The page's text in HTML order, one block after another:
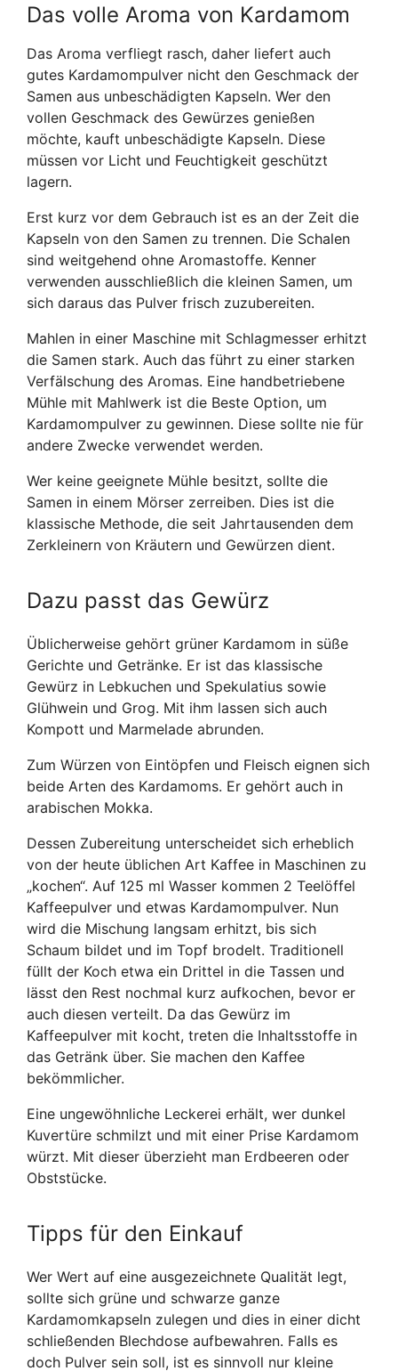
Das volle Aroma von Kardamom
Das Aroma verfliegt rasch, daher liefert auch
gutes Kardamompulver nicht den Geschmack der
Samen aus unbeschädigten Kapseln. Wer den
vollen Geschmack des Gewürzes genießen
möchte, kauft unbeschädigte Kapseln. Diese
müssen vor Licht und Feuchtigkeit geschützt
lagern.
Erst kurz vor dem Gebrauch ist es an der Zeit die
Kapseln von den Samen zu trennen. Die Schalen
sind weitgehend ohne Aromastoffe. Kenner
verwenden ausschließlich die kleinen Samen, um
sich daraus das Pulver frisch zuzubereiten.
Mahlen in einer Maschine mit Schlagmesser erhitzt
die Samen stark. Auch das führt zu einer starken
Verfälschung des Aromas. Eine handbetriebene
Mühle mit Mahlwerk ist die Beste Option, um
Kardamompulver zu gewinnen. Diese sollte nie für
andere Zwecke verwendet werden.
Wer keine geeignete Mühle besitzt, sollte die
Samen in einem Mörser zerreiben. Dies ist die
klassische Methode, die seit Jahrtausenden dem
Zerkleinern von Kräutern und Gewürzen dient.
Dazu passt das Gewürz
Üblicherweise gehört grüner Kardamom in süße
Gerichte und Getränke. Er ist das klassische
Gewürz in Lebkuchen und Spekulatius sowie
Glühwein und Grog. Mit ihm lassen sich auch
Kompott und Marmelade abrunden.
Zum Würzen von Eintöpfen und Fleisch eignen sich
beide Arten des Kardamoms. Er gehört auch in
arabischen Mokka.
Dessen Zubereitung unterscheidet sich erheblich
von der heute üblichen Art Kaffee in Maschinen zu
„kochen“. Auf 125 ml Wasser kommen 2 Teelöffel
Kaffeepulver und etwas Kardamompulver. Nun
wird die Mischung langsam erhitzt, bis sich
Schaum bildet und im Topf brodelt. Traditionell
füllt der Koch etwa ein Drittel in die Tassen und
lässt den Rest nochmal kurz aufkochen, bevor er
auch diesen verteilt. Da das Gewürz im
Kaffeepulver mit kocht, treten die Inhaltsstoffe in
das Getränk über. Sie machen den Kaffee
bekömmlicher.
Eine ungewöhnliche Leckerei erhält, wer dunkel
Kuvertüre schmilzt und mit einer Prise Kardamom
würzt. Mit dieser überzieht man Erdbeeren oder
Obststücke.
Tipps für den Einkauf
Wer Wert auf eine ausgezeichnete Qualität legt,
sollte sich grüne und schwarze ganze
Kardamomkapseln zulegen und dies in einer dicht
schließenden Blechdose aufbewahren. Falls es
doch Pulver sein soll, ist es sinnvoll nur kleine